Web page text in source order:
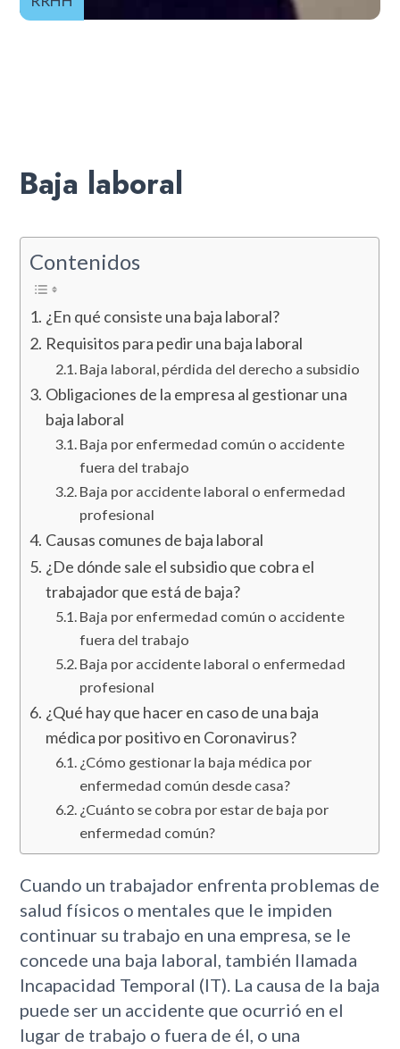
Baja laboral
Contenidos
¿En qué consiste una baja laboral?
Requisitos para pedir una baja laboral
Baja laboral, pérdida del derecho a subsidio
Obligaciones de la empresa al gestionar una
baja laboral
Baja por enfermedad común o accidente
fuera del trabajo
Baja por accidente laboral o enfermedad
profesional
Causas comunes de baja laboral
¿De dónde sale el subsidio que cobra el
trabajador que está de baja?
Baja por enfermedad común o accidente
fuera del trabajo
Baja por accidente laboral o enfermedad
profesional
¿Qué hay que hacer en caso de una baja
médica por positivo en Coronavirus?
¿Cómo gestionar la baja médica por
enfermedad común desde casa?
¿Cuánto se cobra por estar de baja por
enfermedad común?
Cuando un trabajador enfrenta problemas de
salud físicos o mentales que le impiden
continuar su trabajo en una empresa, se le
concede una baja laboral, también llamada
Incapacidad Temporal (IT). La causa de la baja
puede ser un accidente que ocurrió en el
lugar de trabajo o fuera de él, o una